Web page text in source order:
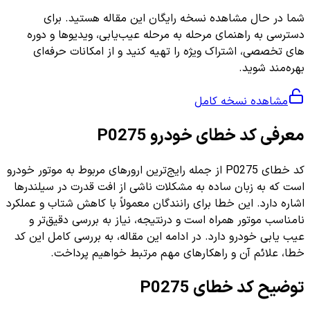
شما در حال مشاهده نسخه رایگان این مقاله هستید. برای
دسترسی به راهنمای مرحله به مرحله عیب‌یابی، ویدیوها و دوره
های تخصصی، اشتراک ویژه را تهیه کنید و از امکانات حرفه‌ای
بهره‌مند شوید.
مشاهده نسخه کامل
معرفی کد خطای خودرو P0275
کد خطای P0275 از جمله رایج‌ترین ارورهای مربوط به موتور خودرو
است که به زبان ساده به مشکلات ناشی از افت قدرت در سیلندرها
اشاره دارد. این خطا برای رانندگان معمولاً با کاهش شتاب و عملکرد
نامناسب موتور همراه است و درنتیجه، نیاز به بررسی دقیق‌تر و
عیب یابی خودرو دارد. در ادامه این مقاله، به بررسی کامل این کد
خطا، علائم آن و راهکارهای مهم مرتبط خواهیم پرداخت.
توضیح کد خطای P0275